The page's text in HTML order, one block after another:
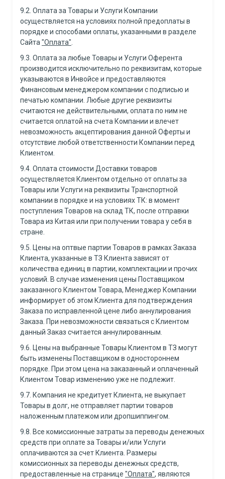
9.2. Оплата за Товары и Услуги Компании
осуществляется на условиях полной предоплаты в
порядке и способами оплаты, указанными в разделе
Сайта"Оплата".
9.3. Оплата за любые Товары и Услуги Оферента
производится исключительно по реквизитам, которые
указываются в Инвойсе и предоставляются
Финансовым менеджером компании с подписью и
печатью компании. Любые другие реквизиты
считаются не действительными, оплата по ним не
считается оплатой на счета Компании и влечет
невозможность акцептирования данной Оферты и
отсутствие любой ответственности Компании перед
Клиентом.
9.4. Оплата стоимости Доставки товаров
осуществляется Клиентом отдельно от оплаты за
Товары или Услуги на реквизиты Транспортной
компании в порядке и на условиях ТК: в момент
поступления Товаров на склад ТК, после отправки
Товара из Китая или при получении товара у себя в
стране.
9.5. Цены на оптвые партии Товаров в рамках Заказа
Клиента, указанные в ТЗ Клиента зависят от
количества единиц в партии, комплектации и прочих
условий. В случае изменения цены Поставщиком
заказанного Клиентом Товара, Менеджер Компании
информирует об этом Клиента для подтверждения
Заказа по исправленной цене либо аннулирования
Заказа. При невозможности связаться с Клиентом
данный Заказ считается аннулированным.
9.6. Цены на выбранные Товары Клиентом в ТЗ могут
быть изменены Поставщиком в одностороннем
порядке. При этом цена на заказанный и оплаченный
Клиентом Товар изменению уже не подлежит.
9.7. Компания не кредитует Клиента, не выкупает
Товары в долг, не отправляет партии товаров
наложенным платежом или дропшиппингом.
9.8. Все комиссионные затраты за переводы денежных
средств при оплате за Товары и/или Услуги
оплачиваются за счет Клиента. Размеры
комиссионных за переводы денежных средств,
предоставленные на странице "Оплата", являются